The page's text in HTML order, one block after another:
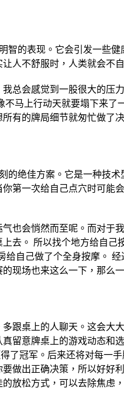
的表现。它会引发一些健
人不舒服时，人类就会不
总会感觉到一股很大的压
马上行动天就要塌下来了
有的牌局细节就匆忙做了
的绝佳方案。它是一种技
第一次给自己点穴时可能
也会悄然而至呢。而对于
去。 所以找个地方给自己
自己做了个全身按摩。
现场也来这么一下，那么
跟桌上的人聊天。这会大
留意牌桌上的游戏动态和
冠军。后来还将对每一
做出正确决策，所以好好
放松方式，可以去除焦虑